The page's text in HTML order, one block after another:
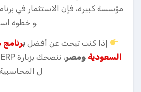
مؤسسة كبيرة، فإن الاستثمار في
و خطوة
إذا كنت تبحث عن أفضل ب
السعودية ومصر، ننصحك بزيارة
ل